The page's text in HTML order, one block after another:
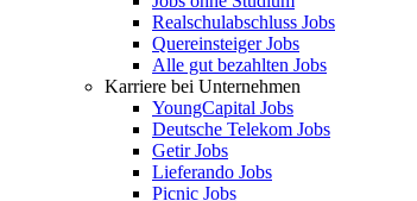
Realschulabschluss Jobs
Quereinsteiger Jobs
Alle gut bezahlten Jobs
Karriere bei Unternehmen
YoungCapital Jobs
Deutsche Telekom Jobs
Getir Jobs
Lieferando Jobs
Picnic Jobs